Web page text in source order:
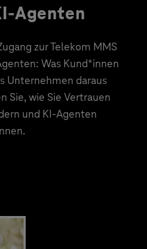
Agenten
zur Telekom MMS
Was Kund*innen
Unternehmen daraus
Sie, wie Sie Vertrauen
und KI-Agenten